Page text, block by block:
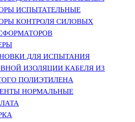
ИСПЫТАТЕЛЬНЫЕ
КОНТРОЛЯ СИЛОВЫХ
ДЛЯ ИСПЫТАНИЯ
ИЗОЛЯЦИИ КАБЕЛЯ ИЗ
ПОЛИЭТИЛЕНА
НОРМАЛЬНЫЕ